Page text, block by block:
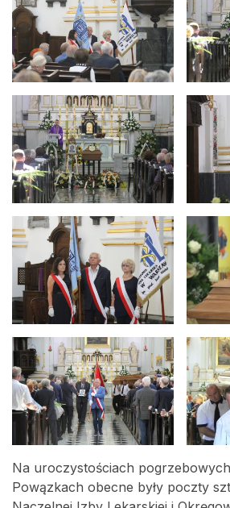
Na uroczystościach
Powązkach obecne były poczty